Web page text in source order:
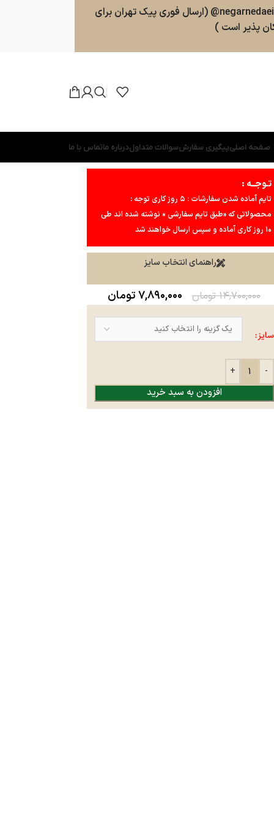
صفحه اصلیپیگیری سفارشسوالات متداولدرباره ماتماس با ما
تـوجــه :
تایم آماده شدن سفارشات : ۵ روز کاری توجه :
محصولاتی که «طبق تایم سفارشی » نوشته شده اند طی
۱۰ روز کاری آماده و سپس ارسال خواهند شد
راهنمای انتخاب سایز
۱۴,۷۰۰,۰۰۰ تومان ۷,۸۹۰,۰۰۰تومان
سایز
افزودن به سبد خرید
سفارشات طبق روال ارسال خواهند شد . پشتیبانی 09025357598 (ارسال پیامک و پیام در واتسپ ، تلگرام ، بله ) کانال بله و تلگرام : negarnedaei@ (ارسال فوری پیک تهران برای
پذیر است )